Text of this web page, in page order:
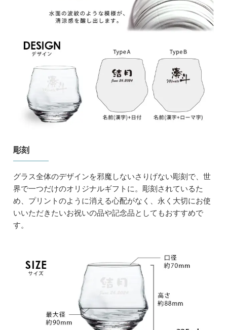
彫刻
グラス全体のデザインを邪魔しないさりげない彫刻で、世
界で一つだけのオリジナルギフトに。彫刻されているた
め、プリントのように消える心配がなく、永く大切にお使
いいただきたいお祝いの品や記念品としてもおすすめで
す。